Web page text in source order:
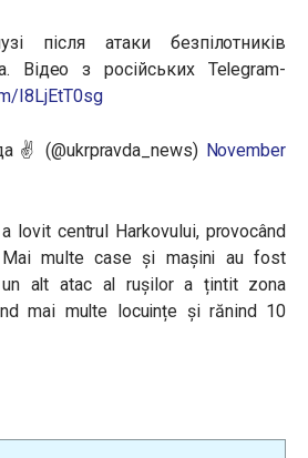
після атаки безпілотників
Відео з російських Telegram-
I8LjEtT0sg
✌️ (@ukrpravda_news) November
lovit centrul Harkovului, provocând
multe case și mașini au fost
un alt atac al rușilor a țintit zona
mai multe locuințe și rănind 10